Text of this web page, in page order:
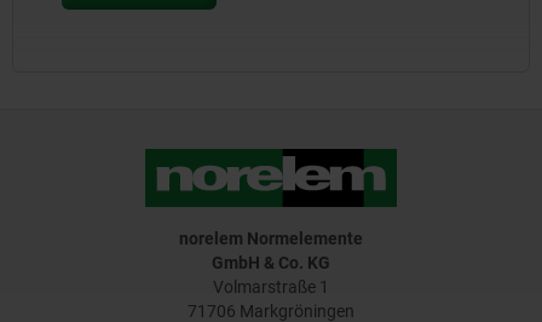
norelem Normelemente
GmbH & Co. KG
Volmarstraße 1
71706 Markgröningen